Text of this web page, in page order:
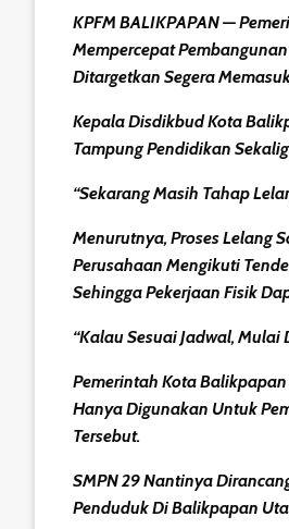
KPFM BALIKPAPAN —
Mempercepat
Ditargetkan Segera
Kepala Disdikbud Kota
Tampung Pendidikan
“Sekarang Masih Tahap
Menurutnya, Proses Lelang
Perusahaan Mengikuti
Sehingga Pekerjaan Fisik
“Kalau Sesuai Jadwal,
Pemerintah Kota
Hanya Digunakan Untuk
Tersebut.
SMPN 29 Nantinya
Penduduk Di Balikpapan